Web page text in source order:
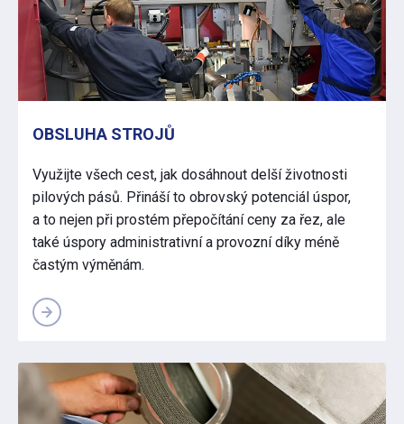
OBSLUHA STROJŮ
Využijte všech cest, jak dosáhnout delší životnosti
pilových pásů. Přináší to obrovský potenciál úspor,
a to nejen při prostém přepočítání ceny za řez, ale
také úspory administrativní a provozní díky méně
častým výměnám.